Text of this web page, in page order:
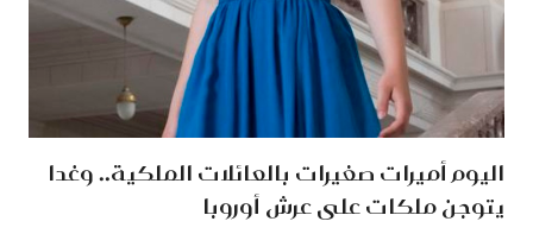
اليوم أميرات صغيرات بالعائلات الملكية.. وغدا
يتوجن ملكات على عرش أوروبا